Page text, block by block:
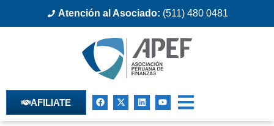
Atención al Asociado: (511) 480 0481
AFILIATE